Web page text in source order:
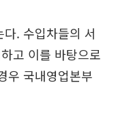
. 수입차들의 서
고 이를 바탕으로
우 국내영업본부